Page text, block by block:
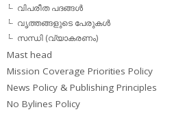
വിപരീത പദങ്ങള്‍
വൃത്തങ്ങളുടെ പേരുകള്‍
സന്ധി (വ്യാകരണം)
Mast head
Mission Coverage Priorities Policy
News Policy & Publishing Principles
No Bylines Policy